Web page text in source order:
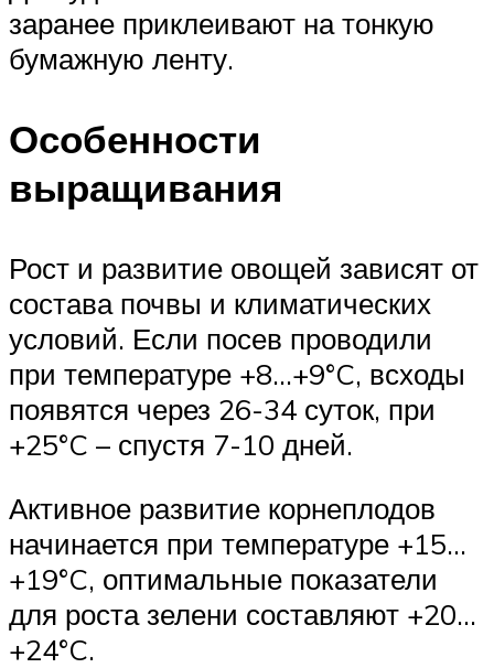
заранее приклеивают на тонкую
бумажную ленту.
Особенности
выращивания
Рост и развитие овощей зависят от
состава почвы и климатических
условий. Если посев проводили
при температуре +8…+9°C, всходы
появятся через 26-34 суток, при
+25°C – спустя 7-10 дней.
Активное развитие корнеплодов
начинается при температуре +15…
+19°C, оптимальные показатели
для роста зелени составляют +20…
+24°C.